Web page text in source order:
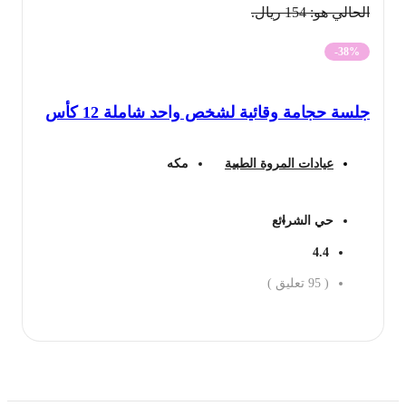
الحالي هو: 154 ريال.
-38%
جلسة حجامة وقائية لشخص واحد شاملة 12 كأس
عيادات المروة الطبية مكه
حي الشرائع
4.4
95 تعليق )